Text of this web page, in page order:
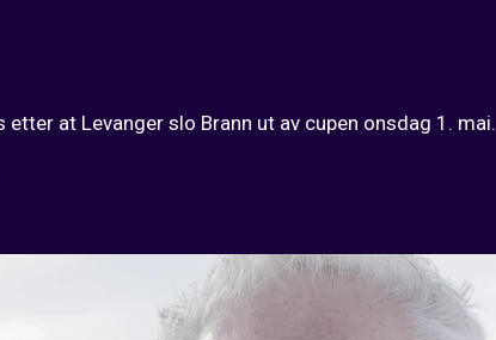
at Levanger slo Brann ut av cupen onsdag 1. mai.